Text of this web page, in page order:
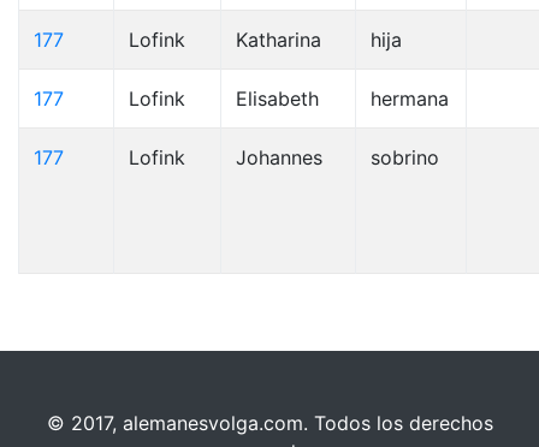
177 Lofink Katharina hija
177 Lofink Elisabeth hermana
177 Lofink Johannes sobrino
© 2017, alemanesvolga.com. Todos los derechos